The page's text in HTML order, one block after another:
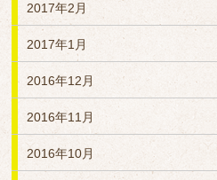
2017年2月
2017年1月
2016年12月
2016年11月
2016年10月